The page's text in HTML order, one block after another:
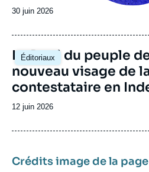
Date
publication
30 juin 2026
Éditoriaux
Image
principale
Le Parti du peuple
nouveau visage de
contestataire en
Date
publication
12 juin 2026
Crédits image de la page